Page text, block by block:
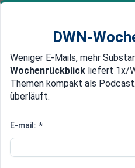
Newsticker MEIN DWN:
Edelmetalle DWN-
Diskussion über angemessene
New York:
12 Schüssen
DWN-
Weniger E-Mails, mehr
Wochenrückblick liefert 1x/
Themen kompakt als
überläuft.
E-mail: *